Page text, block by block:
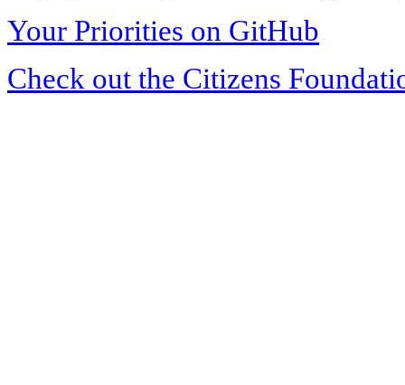
Your Priorities on GitHub
Check out the Citizens